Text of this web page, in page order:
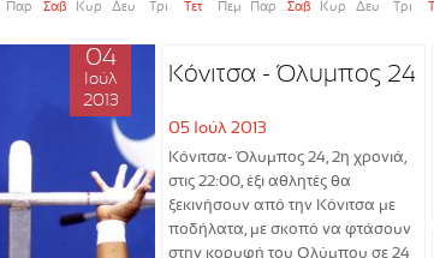
Παρ Σαβ Κυρ Δευ Τρι Τετ Πεμ Παρ Σαβ Κυρ Δευ Τρι
04
Ιούλ
2013
Κόνιτσα - Όλυμπος 24
05 Ιούλ 2013
Κόνιτσα- Όλυμπος 24, 2η χρονιά,
στις 22:00, έξι αθλητές θα
ξεκινήσουν από την Κόνιτσα με
ποδήλατα, με σκοπό να φτάσουν
στην κορυφή του Ολύμπου σε 24